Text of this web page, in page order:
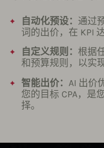
自动化预设： 通过
词的出价，在 KPI
自定义规则： 根据
和预算规则，以实
智能出价： AI 出价
您的目标 CPA，是
择。